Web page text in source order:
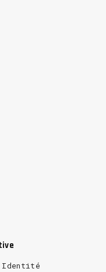
Identité